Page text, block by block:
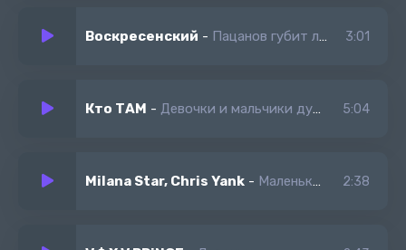
Воскресенский - Пацанов губит любовь 3:01
Кто ТАМ - Девочки и мальчики дуры и обманщики 5:04
Milana Star, Chris Yank - Маленькие девочки 2:38